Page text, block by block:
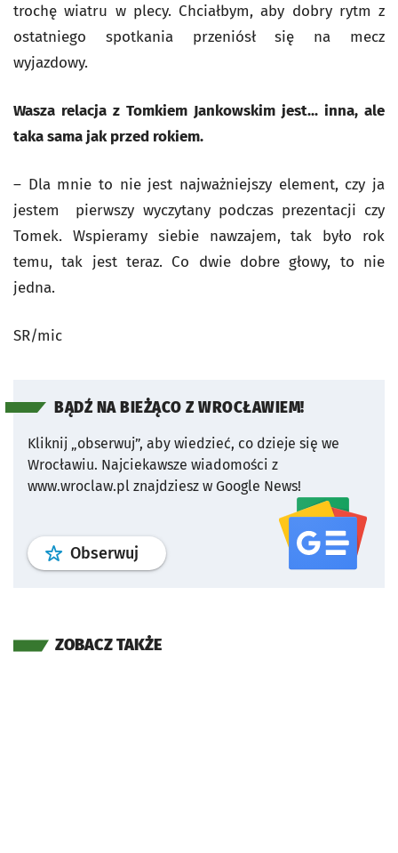
trochę wiatru w plecy. Chciałbym, aby dobry rytm z
ostatniego spotkania przeniósł się na mecz
wyjazdowy.
Wasza relacja z Tomkiem Jankowskim jest... inna, ale
taka sama jak przed rokiem.
– Dla mnie to nie jest najważniejszy element, czy ja
jestem pierwszy wyczytany podczas prezentacji czy
Tomek. Wspieramy siebie nawzajem, tak było rok
temu, tak jest teraz. Co dwie dobre głowy, to nie
jedna.
SR/mic
BĄDŹ NA BIEŻĄCO Z WROCŁAWIEM!
Kliknij „obserwuj”, aby wiedzieć, co dzieje się we
Wrocławiu. Najciekawsze wiadomości z
www.wroclaw.pl znajdziesz w Google News!
Obserwuj profil serwisu
ZOBACZ TAKŻE